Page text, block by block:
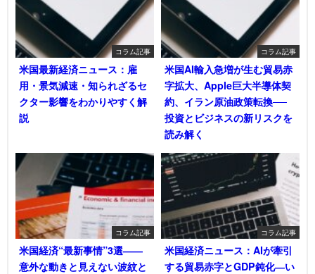
コラム記事
米国最新経済ニュース：雇
用・景気減速・知られざるセ
クター影響をわかりやすく解
説
コラム記事
米国AI輸入急増が生む貿易赤
字拡大、Apple巨大半導体契
約、イラン原油政策転換──
投資とビジネスの新リスクを
読み解く
コラム記事
米国経済“最新事情”3選――
意外な動きと見えない波紋と
コラム記事
米国経済ニュース：AIが牽引
する貿易赤字とGDP鈍化―い